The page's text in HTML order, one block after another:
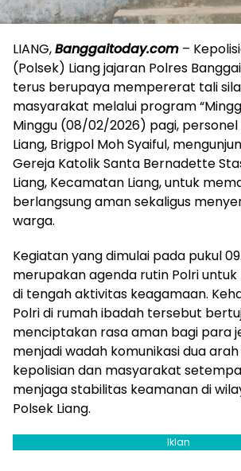
LIANG,Banggaitoday.com –
(Polsek) Liang jajaran Polres
terus berupaya mempererat tali
masyarakat melalui program
Minggu (08/02/2026) pagi,
Liang, Brigpol Moh Syaiful,
Gereja Katolik Santa Bernadette
Liang, Kecamatan Liang, untuk
berlangsung aman sekaligus
warga.
Kegiatan yang dimulai pada pukul
merupakan agenda rutin Polri
di tengah aktivitas keagamaan.
Polri di rumah ibadah tersebut
menciptakan rasa aman bagi para
menjadi wadah komunikasi dua
kepolisian dan masyarakat
menjaga stabilitas keamanan di
Polsek Liang.
Iklan